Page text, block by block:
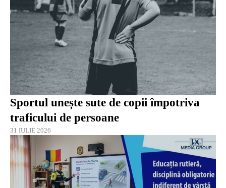
Sportul unește sute de copii împotriva
traficului de persoane
31 IULIE 2026